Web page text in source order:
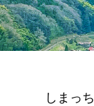
しまっ